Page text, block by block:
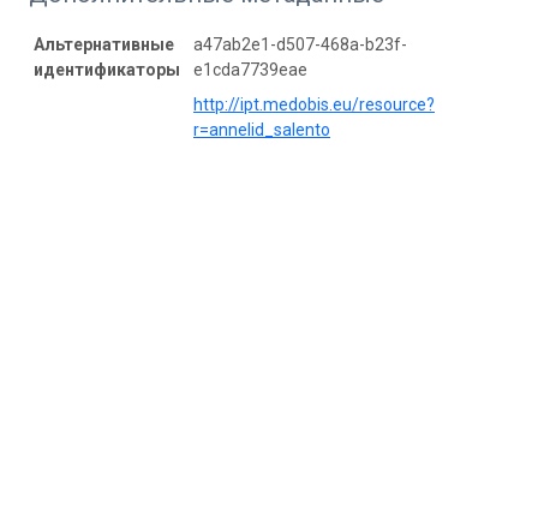
Альтернативные
идентификаторы
a47ab2e1-d507-468a-b23f-
e1cda7739eae
http://ipt.medobis.eu/resource?
r=annelid_salento